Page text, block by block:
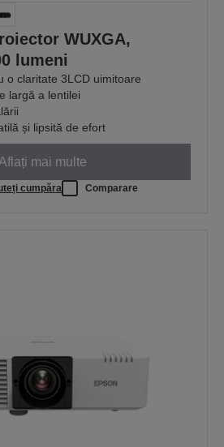
WUXGA,
lumeni
o claritate 3LCD uimitoare
largă a lentilei
și lipsită de efort
Aflați mai multe
cumpăra Comparare